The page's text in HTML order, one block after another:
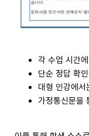
각 수업 시간에
단순 정답 확
대형 인강에서
가정통신문을